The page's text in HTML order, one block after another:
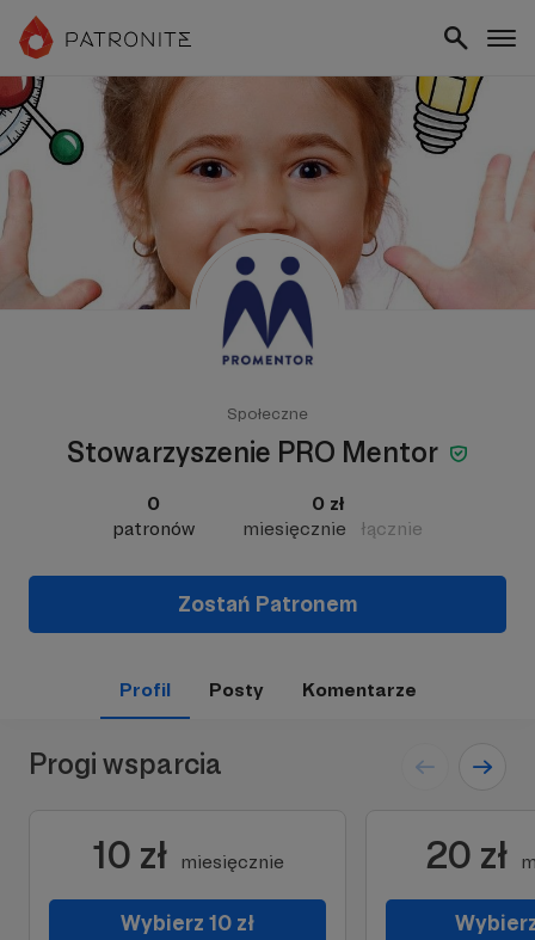
Społeczne
Stowarzyszenie PRO Mentor
0
patronów
0 zł
miesięcznie
łącznie
Zostań Patronem
Profil Posty Komentarze
Progi wsparcia
10 zł miesięcznie
Wybierz 10 zł
20 zł